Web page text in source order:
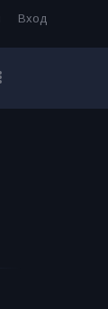
Вход